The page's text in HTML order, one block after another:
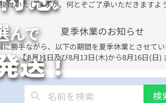
んで
送！
けいたしますが、何とぞご了承いただきますよ
夏季休業のお知らせ
に勝手ながら、以下の期間を夏季休業とさせてい
【 8月11日及び8月13日(木)から8月16日(日)
検